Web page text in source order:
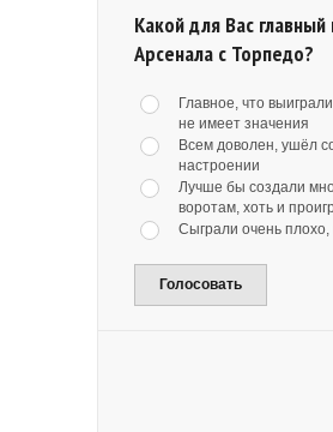
Какой для Вас
Арсенала с Торпедо?
Главное, что
не имеет значения
Всем доволен, ушёл
настроении
Лучше бы создали
воротам, хоть и
Сыграли очень
Голосовать